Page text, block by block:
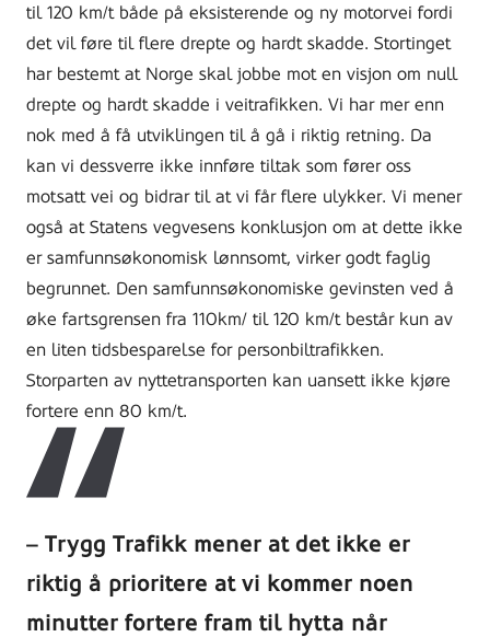
til 120 km/t både på eksisterende og ny motorvei fordi
det vil føre til flere drepte og hardt skadde. Stortinget
har bestemt at Norge skal jobbe mot en visjon om null
drepte og hardt skadde i veitrafikken. Vi har mer enn
nok med å få utviklingen til å gå i riktig retning. Da
kan vi dessverre ikke innføre tiltak som fører oss
motsatt vei og bidrar til at vi får flere ulykker. Vi mener
også at Statens vegvesens konklusjon om at dette ikke
er samfunnsøkonomisk lønnsomt, virker godt faglig
begrunnet. Den samfunnsøkonomiske gevinsten ved å
øke fartsgrensen fra 110km/ til 120 km/t består kun av
en liten tidsbesparelse for personbiltrafikken.
Storparten av nyttetransporten kan uansett ikke kjøre
fortere enn 80 km/t.
Trygg Trafikk mener at det ikke er
riktig å prioritere at vi kommer noen
minutter fortere fram til hytta når